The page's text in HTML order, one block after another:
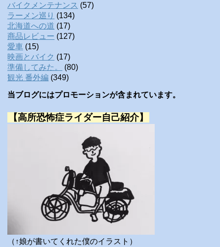
バイクメンテナンス (57)
ラーメン巡り (134)
北海道への道 (17)
商品レビュー (127)
愛車 (15)
映画とバイク (17)
準備してみた。
(80)
観光 番外編 (349)
当ブログにはプロモーションが含まれています。
【高所恐怖症ライダー自己紹介】
（↑娘が書いてくれた僕のイラスト）